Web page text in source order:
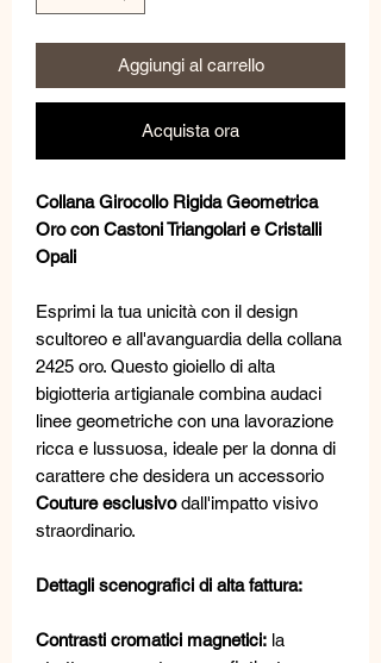
Aggiungi al carrello
Acquista ora
Collana Girocollo Rigida Geometrica
Oro con Castoni Triangolari e Cristalli
Opali
Esprimi la tua unicità con il design
scultoreo e all'avanguardia della collana
2425 oro. Questo gioiello di alta
bigiotteria artigianale combina audaci
linee geometriche con una lavorazione
ricca e lussuosa, ideale per la donna di
carattere che desidera un accessorio
Couture esclusivodall'impatto visivo
straordinario.
Dettagli scenografici di alta fattura:
Contrasti cromatici magnetici: la